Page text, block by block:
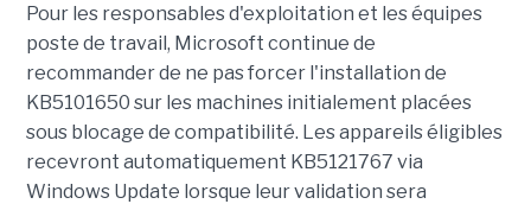
Pour les responsables d'exploitation et les équipes
poste de travail, Microsoft continue de
recommander de ne pas forcer l'installation de
KB5101650 sur les machines initialement placées
sous blocage de compatibilité. Les appareils éligibles
recevront automatiquement KB5121767 via
Windows Update lorsque leur validation sera